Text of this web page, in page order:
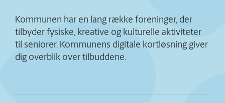
Kommunen har en lang række foreninger, der
tilbyder fysiske, kreative og kulturelle aktiviteter
til seniorer. Kommunens digitale kortløsning giver
dig overblik over tilbuddene.